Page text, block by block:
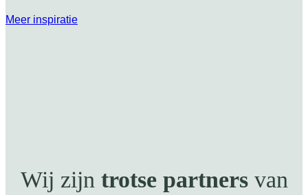
Meer inspiratie
Wij zijn trotse partnersvan